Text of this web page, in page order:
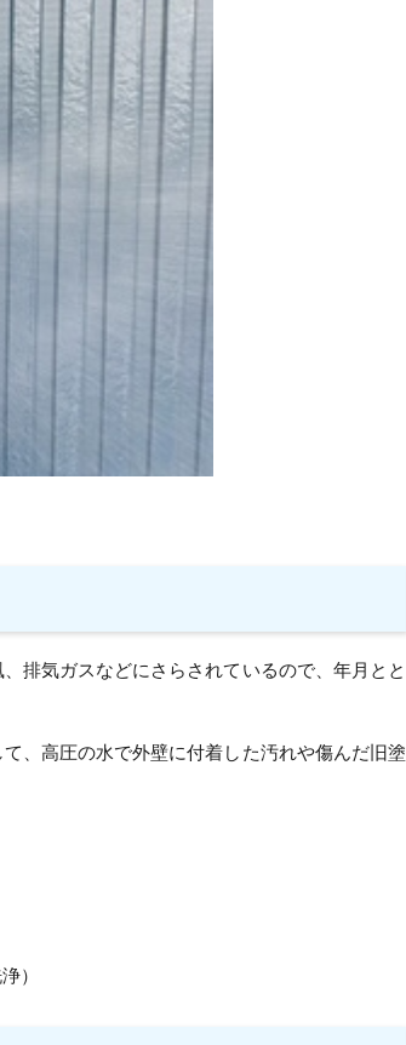
排気ガスなどにさらされているので、年月とと
、高圧の水で外壁に付着した汚れや傷んだ旧塗
）